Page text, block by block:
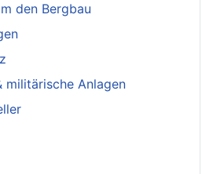
den Bergbau
militärische Anlagen